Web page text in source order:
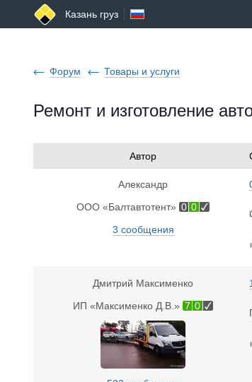
Казань груз
Форум Товары и услуги
Ремонт и изготовление
Автор
Александр
ООО «Балтавтотент» 0 0
3 сообщения
Дмитрий Максименко
ИП «Максименко Д.В.» 7 0